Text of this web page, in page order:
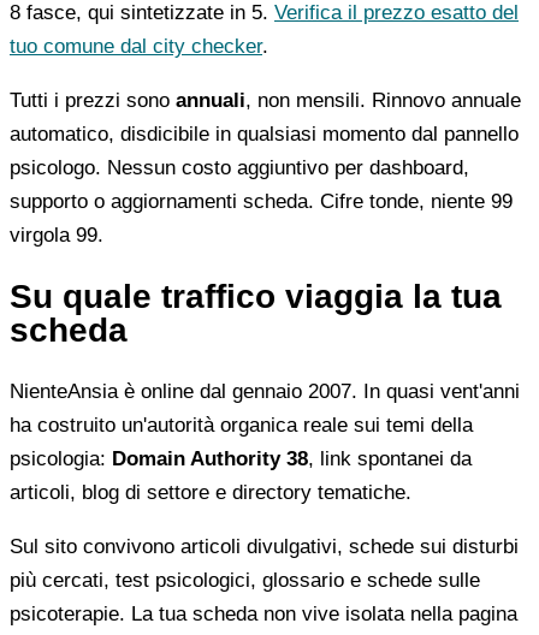
8 fasce, qui sintetizzate in 5. Verifica il prezzo esatto del
tuo comune dal city checker.
Tutti i prezzi sono annuali, non mensili. Rinnovo annuale
automatico, disdicibile in qualsiasi momento dal pannello
psicologo. Nessun costo aggiuntivo per dashboard,
supporto o aggiornamenti scheda. Cifre tonde, niente 99
virgola 99.
Su quale traffico viaggia la tua
scheda
NienteAnsia è online dal gennaio 2007. In quasi vent'anni
ha costruito un'autorità organica reale sui temi della
psicologia: Domain Authority 38, link spontanei da
articoli, blog di settore e directory tematiche.
Sul sito convivono articoli divulgativi, schede sui disturbi
più cercati, test psicologici, glossario e schede sulle
psicoterapie. La tua scheda non vive isolata nella pagina